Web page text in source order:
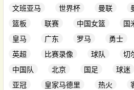
文班亚马
世界杯 曼联
篮板
联赛 中国女篮 国
皇马
广东 罗马 勇士
英超
比赛录像 球队 切
中国队
北京 国足 球迷
亚冠
皇家马德里 热火